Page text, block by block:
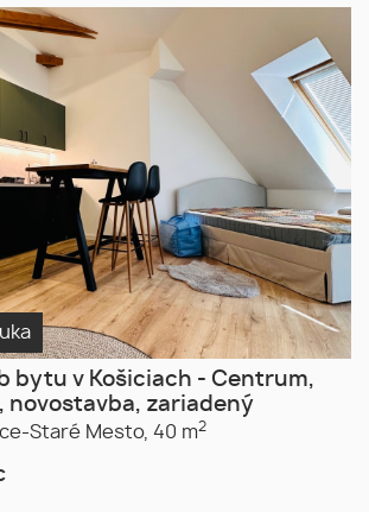
bytu v Košiciach - Centrum,
novostavba, zariadený
Staré Mesto, 40 m2